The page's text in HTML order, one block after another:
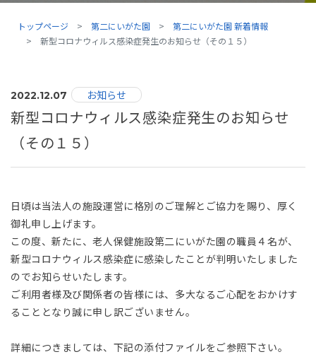
トップページ 第二にいがた園
第二にいがた園 新着情報
新型コロナウィルス感染症発生のお知らせ（その１５）
2022.12.07 お知らせ
新型コロナウィルス感染症発生のお知らせ
（その１５）
日頃は当法人の施設運営に格別のご理解とご協力を賜り、厚く
御礼申し上げます。
この度、新たに、老人保健施設第二にいがた園の職員４名が、
新型コロナウィルス感染症に感染したことが判明いたしました
のでお知らせいたします。
ご利用者様及び関係者の皆様には、多大なるご心配をおかけす
ることとなり誠に申し訳ございません。
詳細につきましては、下記の添付ファイルをご参照下さい。